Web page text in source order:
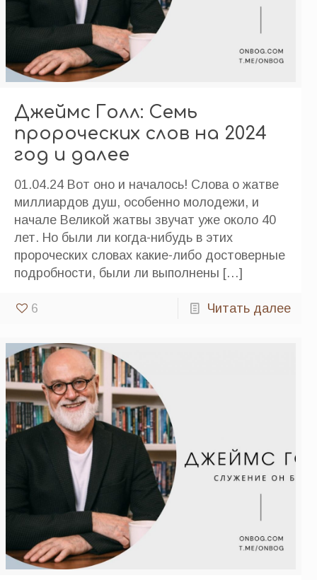
Джеймс Голл: Семь
пророческих слов на 2024
год и далее
01.04.24 Вот оно и началось! Слова о жатве
миллиардов душ, особенно молодежи, и
начале Великой жатвы звучат уже около 40
лет. Но были ли когда-нибудь в этих
пророческих словах какие-либо достоверные
подробности, были ли выполнены […]
6 Читать далее